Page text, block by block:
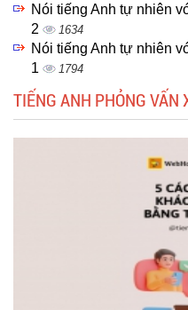
Nói tiếng Anh tự nhiên
2
1634
Nói tiếng Anh tự nhiên
1
1794
TIẾNG ANH PHỎNG VẤN